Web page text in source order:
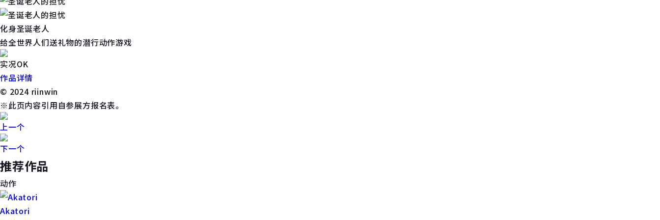
化身圣诞老人
给全世界人们送礼物的潜行动作游戏
实况OK
作品详情
© 2024 riinwin
※此页内容引用自参展方报名表。
上一个
下一个
推荐作品
动作
Akatori